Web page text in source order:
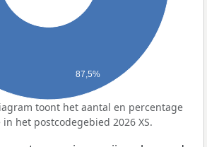
87,5%
toont het aantal en percentage
het postcodegebied 2026 XS.